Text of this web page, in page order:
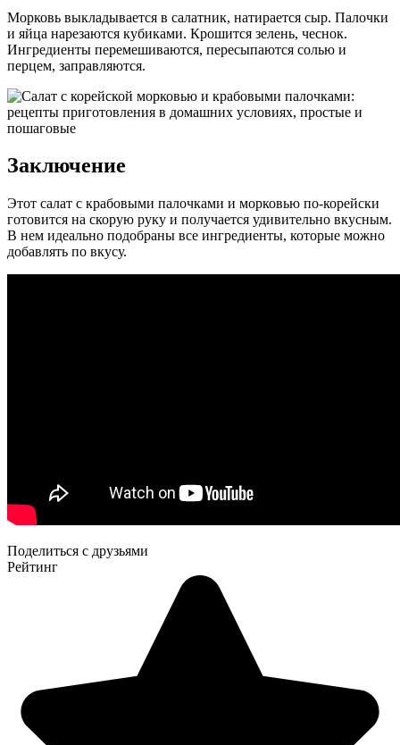
Морковь выкладывается в салатник, натирается сыр. Палочки
и яйца нарезаются кубиками. Крошится зелень, чеснок.
Ингредиенты перемешиваются, пересыпаются солью и
перцем, заправляются.
Заключение
Этот салат с крабовыми палочками и морковью по-корейски
готовится на скорую руку и получается удивительно вкусным.
В нем идеально подобраны все ингредиенты, которые можно
добавлять по вкусу.
Поделиться с друзьями
Рейтинг